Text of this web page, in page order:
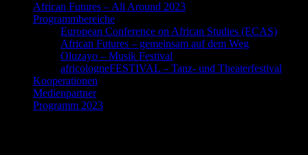
African Futures – All Around 2023
Programmbereiche
European Conference on African Studies (ECAS)
African Futures – gemeinsam auf dem Weg
Oluzayo – Musik Festival
africologneFESTIVAL – Tanz- und Theaterfestival
Kooperationen
Medienpartner
Programm 2023